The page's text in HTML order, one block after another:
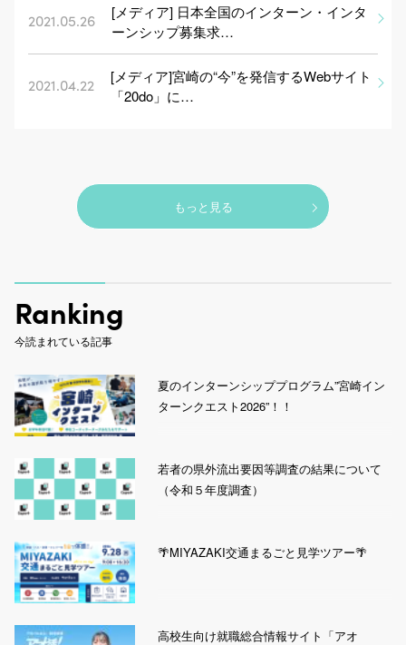
2021.05.26
[メディア] 日本全国のインターン・インタ
ーンシップ募集求…
2021.04.22
[メディア]宮崎の“今”を発信するWebサイト
「20do」に…
もっと見る
Ranking
今読まれている記事
夏のインターンシッププログラム”宮崎イン
ターンクエスト2026”！！
若者の県外流出要因等調査の結果について
（令和５年度調査）
🌴MIYAZAKI交通まるごと見学ツアー🌴
高校生向け就職総合情報サイト「アオ